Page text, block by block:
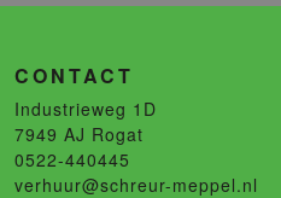
CONTACT
Industrieweg 1D
7949 AJ Rogat
0522-440445
verhuur@schreur-meppel.nl